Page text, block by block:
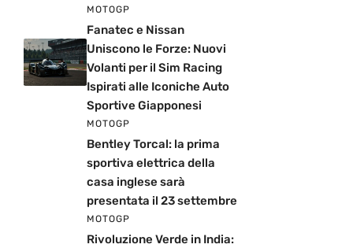
MOTOGP
Fanatec e Nissan
Uniscono le Forze: Nuovi
Volanti per il Sim Racing
Ispirati alle Iconiche Auto
Sportive Giapponesi
MOTOGP
Bentley Torcal: la prima
sportiva elettrica della
casa inglese sarà
presentata il 23 settembre
MOTOGP
Rivoluzione Verde in India: